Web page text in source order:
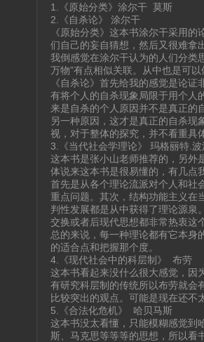
1.《原始分类》涂尔干 莫斯
2.《自杀论》 涂尔干
《原始分类》这本书涂尔干采用
们自己的妄自猜想，然后又很难拿
我倒感觉在涂尔干认为的人们分类
万物”有点相似关联。从中也是可
《自杀论》首先给我的感觉是论
有将个人的自杀现象局限于用个人
来是自杀的个人原因并不是真正的
另一种原因，这才是真正的自杀现
视，对于整体的探究，并不看重具
3.《当代社会学理论》 玛格丽特.波
这本书是张小山老师推荐的，另外
体说来这本书是很易懂的，有几点
首先是从各个理论流派对个人和社
重点问题。其次，结构功能主义在
判性发展都是从中获得了理论源泉
交换或者后现代思想都非常热衷这
总的来说，每一种理论都有它本身
的适合点和把握那个度。
4.《现代社会中的科层制》 布劳
这本书看起来没什么很大感觉，因
有研究科层制的传统所以布劳就会
比较突出的观点。可能是现在还不
5.《合法化危机》 哈贝马斯
这本书没太看懂，只能模糊感觉到
斯、马克思等等等的思想，所以看